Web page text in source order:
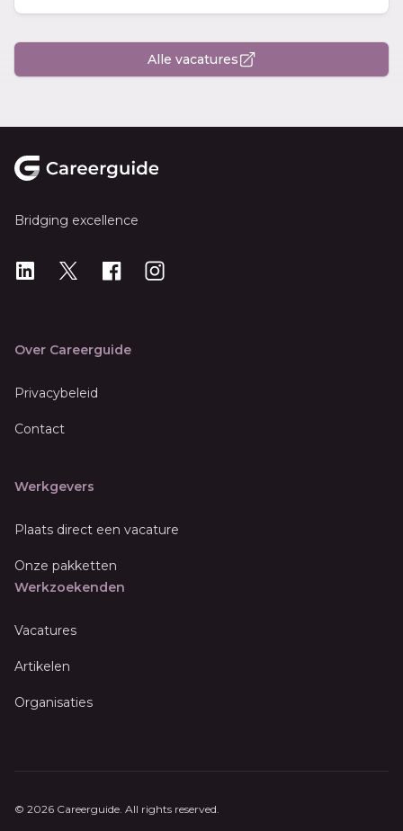
Alle vacatures
Bridging excellence
LinkedIn
X Instagram
Over Careerguide
Privacybeleid
Contact
Werkgevers
Plaats direct een vacature
Onze pakketten
Werkzoekenden
Vacatures
Artikelen
Organisaties
© 2026 Careerguide. All rights reserved.